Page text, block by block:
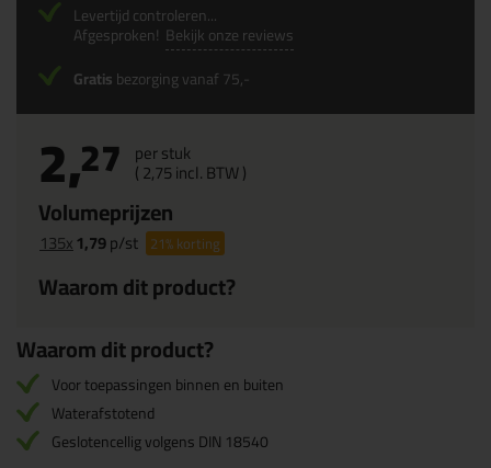
2,27 per stuk
(2,75incl. BTW )
Volumeprijzen
135x1,79p/st 21%korting
Waarom dit product?
Levertijd controleren...
Afgesproken! Bekijk onze reviews
Gratisbezorging vanaf 75,-
Waarom dit product?
Voor toepassingen binnen en buiten
Waterafstotend
Geslotencellig volgens DIN 18540